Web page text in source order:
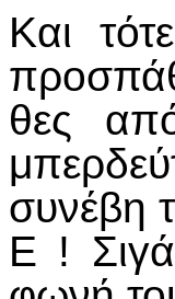
Και
θες
συνέβη
Ε !